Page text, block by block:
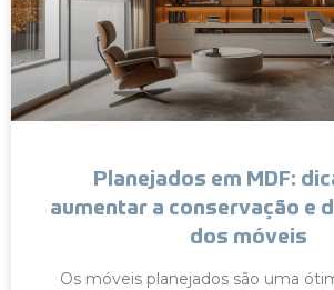
Planejados em MDF:
aumentar a conservação e
dos móveis
Os móveis planejados são uma